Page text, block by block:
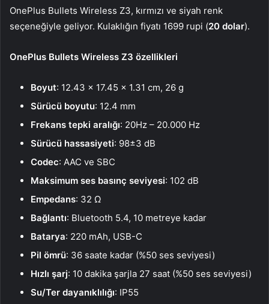
OnePlus Bullets Wireless Z3, kırmızı ve siyah renk
seçeneğiyle geliyor. Kulaklığın fiyatı 1699 rupi (20 dolar).
OnePlus Bullets Wireless Z3 özellikleri
Boyut: 12.43 x 17.45 x 1.31 cm, 26 g
Sürücü boyutu: 12.4 mm
Frekans tepki aralığı: 20Hz – 20.000 Hz
Sürücü hassasiyeti: 98±3 dB
Codec: AAC ve SBC
Maksimum ses basınç seviyesi: 102 dB
Empedans: 32 Ω
Bağlantı: Bluetooth 5.4, 10 metreye kadar
Batarya: 220 mAh, USB-C
Pil ömrü: 36 saate kadar (%50 ses seviyesi)
Hızlı şarj: 10 dakika şarjla 27 saat (%50 ses seviyesi)
Su/Ter dayanıklılığı: IP55